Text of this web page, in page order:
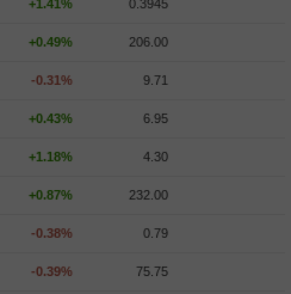
+1.41% 0.3945
+0.49% 206.00
-0.31% 9.71
+0.43% 6.95
+1.18% 4.30
+0.87% 232.00
-0.38% 0.79
-0.39% 75.75